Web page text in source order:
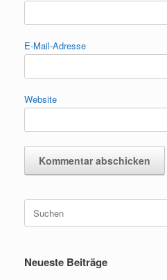
E-Mail-Adresse
Website
nach:
Neueste Beiträge